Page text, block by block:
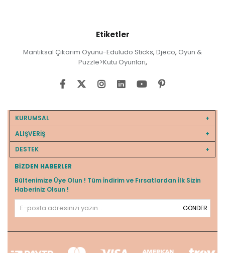
Etiketler
Mantıksal Çıkarım Oyunu-Eduludo Sticks, Djeco, Oyun &
Puzzle>Kutu Oyunları,
KURUMSAL
ALIŞVERİŞ
DESTEK
BIZDEN HABERLER
Bültenimize Üye Olun ! Tüm İndirim ve Fırsatlardan İlk Sizin
Haberiniz Olsun !
GÖNDER